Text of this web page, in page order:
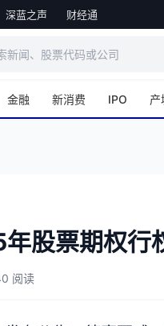
深蓝之声 财经通
金融 新消费 IPO 产
股票期权行
阅读